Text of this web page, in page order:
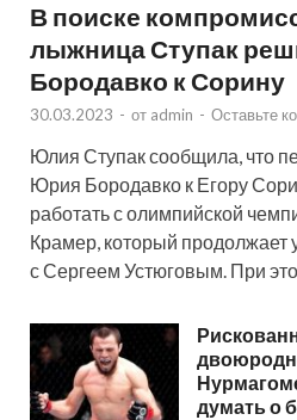
В поиске
лыжница Ступак
Бородавко к Сорину
30.03.2023 - от admin - Оставьте
Юлия Ступак сообщила, что
Юрия Бородавко к Егору
работать с олимпийской
Крамер, который продолжает
с Сергеем Устюговым. При
думать о